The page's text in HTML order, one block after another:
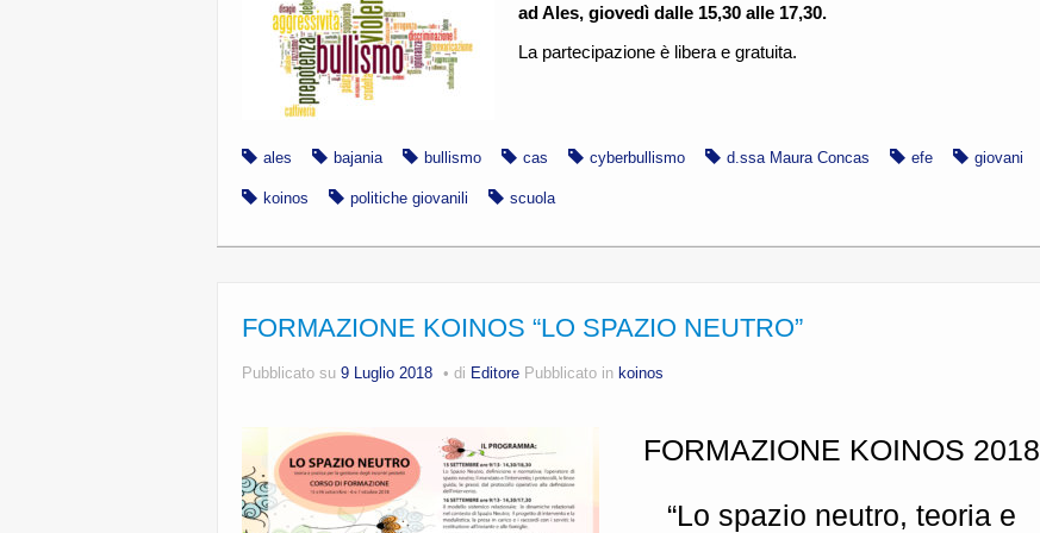
ad Ales, giovedì dalle 15,30 alle 17,30.
La partecipazione è libera e gratuita.
ales bajania bullismo cas cyberbullismo d.ssa Maura Concas efe giovani
koinos politiche giovanili scuola
FORMAZIONE KOINOS “LO SPAZIO NEUTRO”
Pubblicato su 9 Luglio 2018 di Editore Pubblicato in koinos
FORMAZIONE KOINOS 2018
“Lo spazio neutro, teoria e